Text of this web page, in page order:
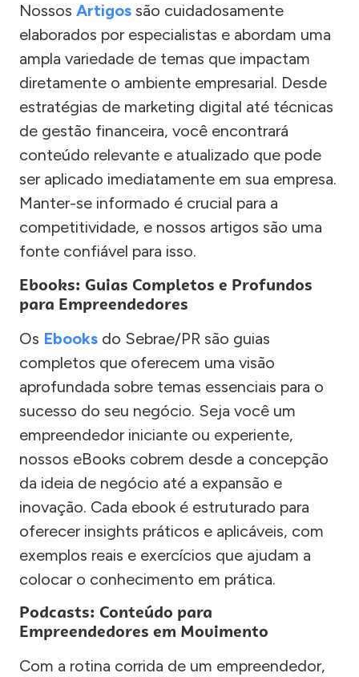
Nossos Artigos são cuidadosamente
elaborados por especialistas e abordam uma
ampla variedade de temas que impactam
diretamente o ambiente empresarial. Desde
estratégias de marketing digital até técnicas
de gestão financeira, você encontrará
conteúdo relevante e atualizado que pode
ser aplicado imediatamente em sua empresa.
Manter-se informado é crucial para a
competitividade, e nossos artigos são uma
fonte confiável para isso.
Ebooks: Guias Completos e Profundos
para Empreendedores
Os Ebooks do Sebrae/PR são guias
completos que oferecem uma visão
aprofundada sobre temas essenciais para o
sucesso do seu negócio. Seja você um
empreendedor iniciante ou experiente,
nossos eBooks cobrem desde a concepção
da ideia de negócio até a expansão e
inovação. Cada ebook é estruturado para
oferecer insights práticos e aplicáveis, com
exemplos reais e exercícios que ajudam a
colocar o conhecimento em prática.
Podcasts: Conteúdo para
Empreendedores em Movimento
Com a rotina corrida de um empreendedor,